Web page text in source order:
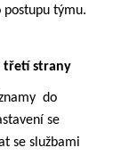
týmu.
třetí strany
do
se
se službami